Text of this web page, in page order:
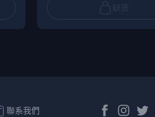
缺货
聯系我們